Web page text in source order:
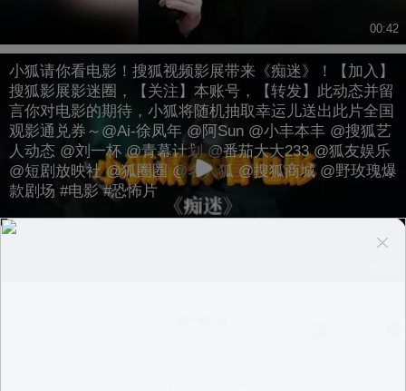
00:42
小狐请你看电影！搜狐视频影展带来《痴迷》！【加入】
搜狐影展影迷圈，【关注】本账号，【转发】此动态并留
言你对电影的期待，小狐将随机抽取幸运儿送出此片全国
观影通兑券～@Ai-徐凤年 @阿Sun @小丰本丰 @搜狐艺
人动态 @刘一杯 @青幕计划 @番茄大大233 @狐友娱乐
@短剧放映社 @狐圈圈 @名人狐 @搜狐商城 @野玫瑰爆
款剧场 #电影 #恐怖片